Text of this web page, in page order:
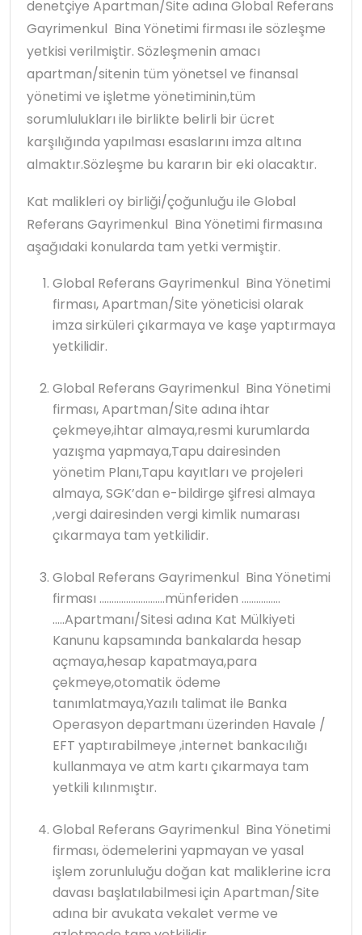
denetçiye Apartman/Site adına Global Referans
Gayrimenkul Bina Yönetimi firması ile sözleşme
yetkisi verilmiştir. Sözleşmenin amacı
apartman/sitenin tüm yönetsel ve finansal
yönetimi ve işletme yönetiminin,tüm
sorumlulukları ile birlikte belirli bir ücret
karşılığında yapılması esaslarını imza altına
almaktır.Sözleşme bu kararın bir eki olacaktır.
Kat malikleri oy birliği/çoğunluğu ile Global
Referans Gayrimenkul Bina Yönetimi firmasına
aşağıdaki konularda tam yetki vermiştir.
Global Referans Gayrimenkul Bina Yönetimi
firması, Apartman/Site yöneticisi olarak
imza sirküleri çıkarmaya ve kaşe yaptırmaya
yetkilidir.
Global Referans Gayrimenkul Bina Yönetimi
firması, Apartman/Site adına ihtar
çekmeye,ihtar almaya,resmi kurumlarda
yazışma yapmaya,Tapu dairesinden
yönetim Planı,Tapu kayıtları ve projeleri
almaya, SGK’dan e-bildirge şifresi almaya
,vergi dairesinden vergi kimlik numarası
çıkarmaya tam yetkilidir.
Global Referans Gayrimenkul Bina Yönetimi
firması ………………………münferiden …………….
…..Apartmanı/Sitesi adına Kat Mülkiyeti
Kanunu kapsamında bankalarda hesap
açmaya,hesap kapatmaya,para
çekmeye,otomatik ödeme
tanımlatmaya,Yazılı talimat ile Banka
Operasyon departmanı üzerinden Havale /
EFT yaptırabilmeye ,internet bankacılığı
kullanmaya ve atm kartı çıkarmaya tam
yetkili kılınmıştır.
Global Referans Gayrimenkul Bina Yönetimi
firması, ödemelerini yapmayan ve yasal
işlem zorunluluğu doğan kat maliklerine icra
davası başlatılabilmesi için Apartman/Site
adına bir avukata vekalet verme ve